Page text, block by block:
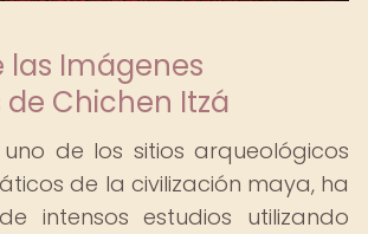
las Imágenes
Chichen Itzá
uno de los sitios arqueológicos
de la civilización maya, ha
intensos estudios utilizando